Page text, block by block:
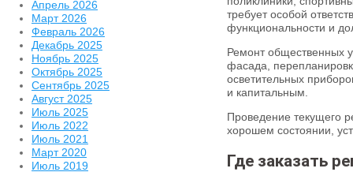
Апрель 2026
Март 2026
Февраль 2026
Декабрь 2025
Ноябрь 2025
Октябрь 2025
Сентябрь 2025
Август 2025
Июль 2025
Июль 2022
Июль 2021
Март 2020
Июль 2019
требует особой
функциональности и
Ремонт общественных
фасада,
осветительных
и капитальным.
Проведение текущего
хорошем состоянии,
Где заказать